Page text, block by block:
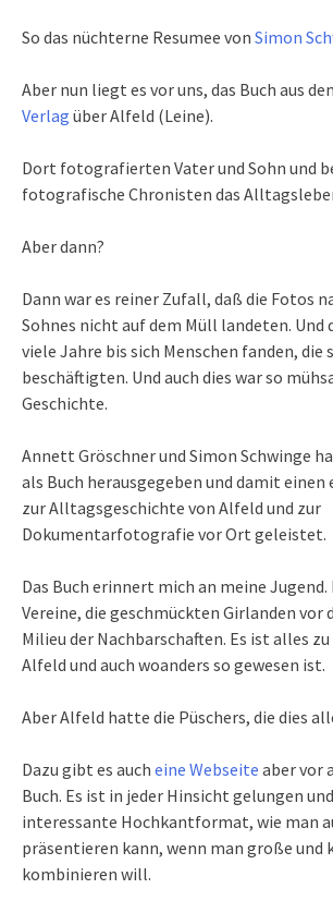
So das nüchterne Resumee von Simon
Aber nun liegt es vor uns, das Buch aus
Verlag über Alfeld (Leine).
Dort fotografierten Vater und Sohn und
fotografische Chronisten das
Aber dann?
Dann war es reiner Zufall, daß die Fotos
Sohnes nicht auf dem Müll landeten. Und
viele Jahre bis sich Menschen fanden, die
beschäftigten. Und auch dies war so
Geschichte.
Annett Gröschner und Simon Schwinge
als Buch herausgegeben und damit
zur Alltagsgeschichte von Alfeld und zur
Dokumentarfotografie vor Ort geleistet.
Das Buch erinnert mich an meine Jugend.
Vereine, die geschmückten Girlanden vor
Milieu der Nachbarschaften. Es ist alles zu
Alfeld und auch woanders so gewesen ist.
Aber Alfeld hatte die Püschers, die dies
Dazu gibt es auch eine Webseite aber vor
Buch. Es ist in jeder Hinsicht gelungen
interessante Hochkantformat, wie man
präsentieren kann, wenn man große und
kombinieren will.